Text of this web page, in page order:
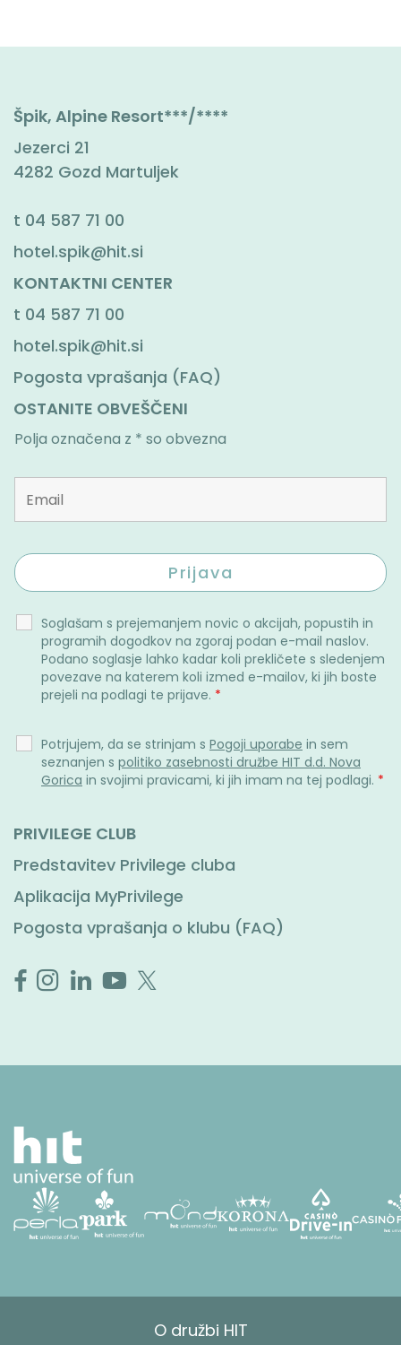
Špik, Alpine Resort***/****
Jezerci 21
4282 Gozd Martuljek
t 04 587 71 00
hotel.spik@hit.si
KONTAKTNI CENTER
t 04 587 71 00
hotel.spik@hit.si
Pogosta vprašanja (FAQ)
OSTANITE OBVEŠČENI
Polja označena z * so obvezna
Soglašam s prejemanjem novic o akcijah, popustih in
programih dogodkov na zgoraj podan e-mail naslov.
Podano soglasje lahko kadar koli prekličete s sledenjem
povezave na katerem koli izmed e-mailov, ki jih boste
prejeli na podlagi te prijave. *
Potrjujem, da se strinjam s Pogoji uporabe in sem
seznanjen s politiko zasebnosti družbe HIT d.d. Nova
Gorica in svojimi pravicami, ki jih imam na tej podlagi. *
PRIVILEGE CLUB
Predstavitev Privilege cluba
Aplikacija MyPrivilege
Pogosta vprašanja o klubu (FAQ)
O družbi HIT